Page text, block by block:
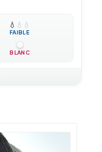
💧 💧 💧
FAIBLE
BLANC